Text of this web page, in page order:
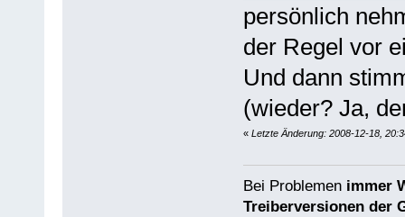
persönlich
der Regel vor
Und dann
(wieder? Ja,
« Letzte Änderung: 2008-12-18,
Bei Problemen immer
Treiberversionen der